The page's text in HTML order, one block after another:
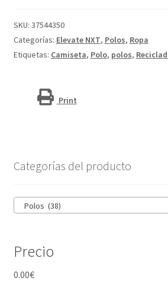
reciclado
"Akoya"
cantidad
SKU: 37544350
Categorías: Elevate NXT, Polos, Ropa
Etiquetas: Camiseta, Polo, polos,
Print
Categorías del producto
Polos (38)
Precio
0.00€